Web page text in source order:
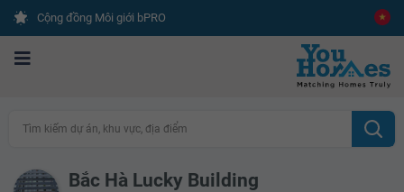
Cộng đồng Môi giới bPRO
Tìm kiếm dự án, khu vực, địa điểm
Bắc Hà Lucky Building